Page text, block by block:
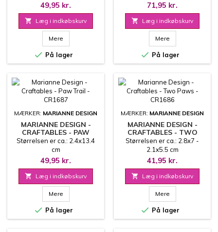
49,95 kr.
 Læg i indkøbskurv
Mere
 På lager
71,95 kr.
 Læg i indkøbskurv
Mere
 På lager
MÆRKER: MARIANNE DESIGN
MARIANNE DESIGN -
CRAFTABLES - PAW
TRAIL - CR1687
Størrelsen er ca.: 2.4x13.4
cm
49,95 kr.
 Læg i indkøbskurv
Mere
 På lager
MÆRKER: MARIANNE DESIGN
MARIANNE DESIGN -
CRAFTABLES - TWO
PAWS - CR1686
Størrelsen er ca.: 2.8x7 -
2.1x5.5 cm
41,95 kr.
 Læg i indkøbskurv
Mere
 På lager